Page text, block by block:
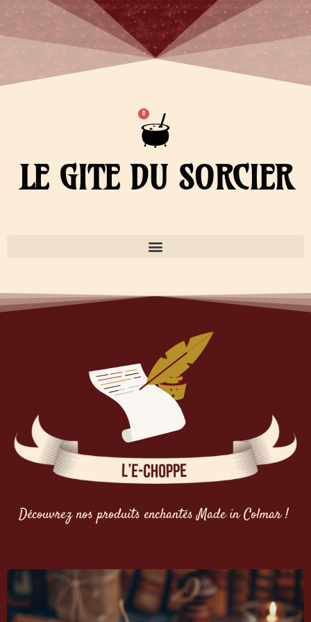
Aller
au
contenu
0
Panier
LE GITE DU SORCIER
Découvrez nos produits enchantés Made in Colmar !